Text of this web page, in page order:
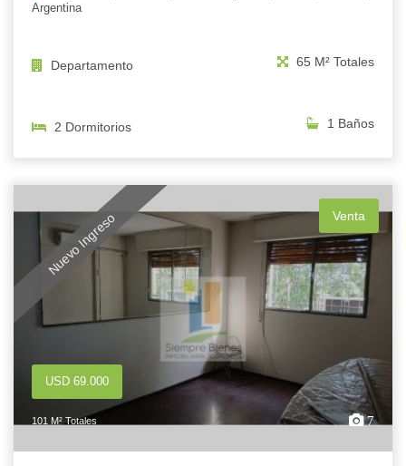
Argentina
Departamento 65 M² Totales
2 Dormitorios 1 Baños
Nuevo Ingreso Venta
USD 69.000
101 M² Totales 7